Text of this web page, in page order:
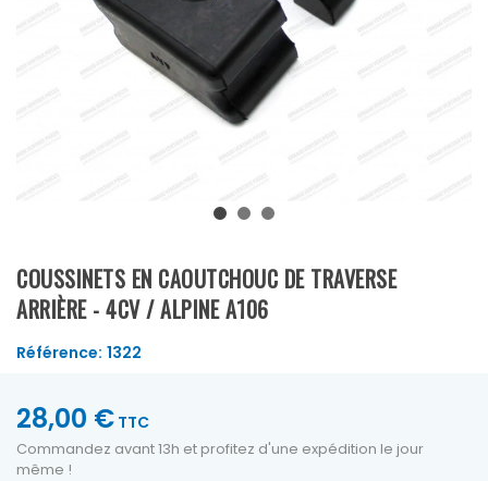
COUSSINETS EN CAOUTCHOUC DE TRAVERSE
ARRIÈRE - 4CV / ALPINE A106
Référence: 1322
28,00 € TTC
Commandez avant 13h et profitez d'une expédition le jour
même !